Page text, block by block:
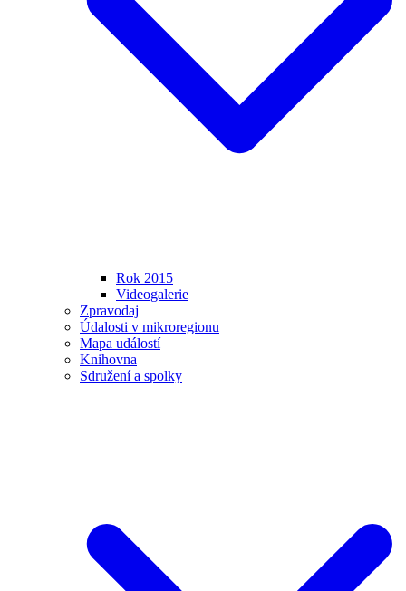
Rok 2015
Videogalerie
Zpravodaj
Údalosti v mikroregionu
Mapa událostí
Knihovna
Sdružení a spolky